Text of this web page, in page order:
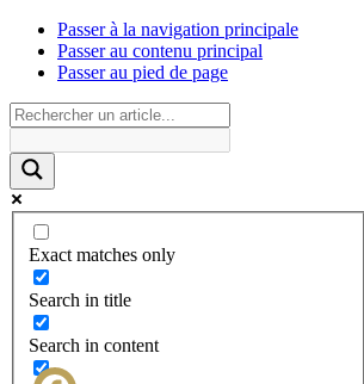
Passer à la navigation principale
Passer au contenu principal
Passer au pied de page
Exact matches only
Search in title
Search in content